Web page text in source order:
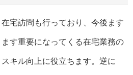
在宅訪問も行っており、今後ます
ます重要になってくる在宅業務の
スキル向上に役立ちます。逆に